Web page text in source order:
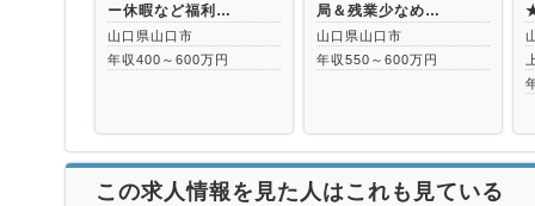
ー休暇など福利…
山口県山口市
年収400～600万円
局＆残業少なめ…
山口県山口市
年収550～600万円
この求人情報を見た人はこれも見ている